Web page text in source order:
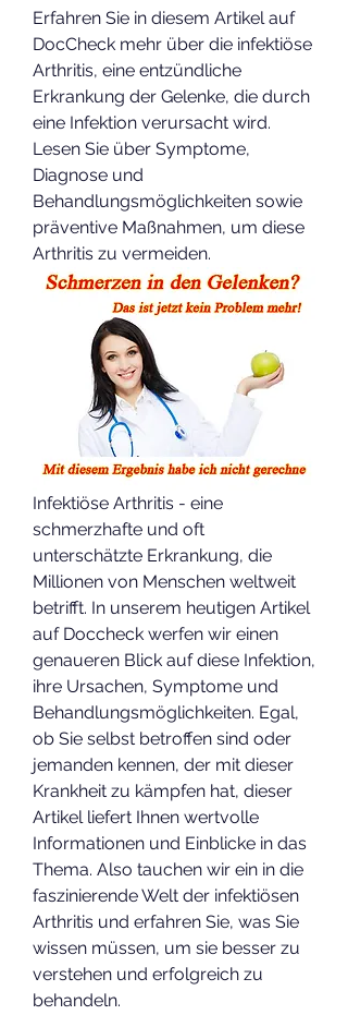
Erfahren Sie in diesem Artikel auf
DocCheck mehr über die infektiöse
Arthritis, eine entzündliche
Erkrankung der Gelenke, die durch
eine Infektion verursacht wird.
Lesen Sie über Symptome,
Diagnose und
Behandlungsmöglichkeiten sowie
präventive Maßnahmen, um diese
Arthritis zu vermeiden.
Infektiöse Arthritis - eine
schmerzhafte und oft
unterschätzte Erkrankung, die
Millionen von Menschen weltweit
betrifft. In unserem heutigen Artikel
auf Doccheck werfen wir einen
genaueren Blick auf diese Infektion,
ihre Ursachen, Symptome und
Behandlungsmöglichkeiten. Egal,
ob Sie selbst betroffen sind oder
jemanden kennen, der mit dieser
Krankheit zu kämpfen hat, dieser
Artikel liefert Ihnen wertvolle
Informationen und Einblicke in das
Thema. Also tauchen wir ein in die
faszinierende Welt der infektiösen
Arthritis und erfahren Sie, was Sie
wissen müssen, um sie besser zu
verstehen und erfolgreich zu
behandeln.